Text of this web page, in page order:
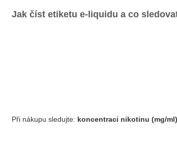
Jak číst etiketu e-liquidu a co
Při nákupu sledujte: koncentraci nikotinu (mg/ml)